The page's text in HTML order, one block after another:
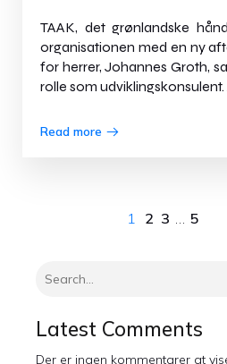
TAAK, det grønlandske
organisationen med en ny
for herrer, Johannes Groth,
rolle som
Read more
1 2 3 … 5
Latest Comments
Der er ingen kommentarer at